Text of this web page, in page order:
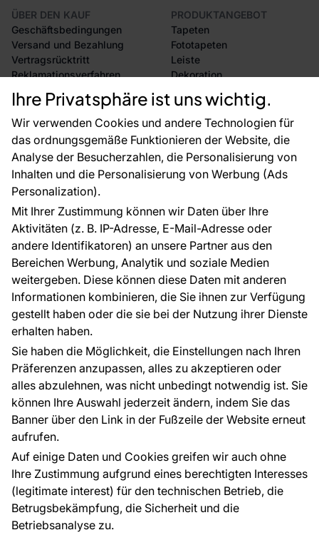
Ihre Privatsphäre ist uns wichtig.
Wir verwenden Cookies und andere Technologien für
das ordnungsgemäße Funktionieren der Website, die
Analyse der Besucherzahlen, die Personalisierung von
Inhalten und die Personalisierung von Werbung (Ads
Personalization).
Mit Ihrer Zustimmung können wir Daten über Ihre
Aktivitäten (z. B. IP-Adresse, E-Mail-Adresse oder
andere Identifikatoren) an unsere Partner aus den
Bereichen Werbung, Analytik und soziale Medien
weitergeben. Diese können diese Daten mit anderen
Informationen kombinieren, die Sie ihnen zur Verfügung
gestellt haben oder die sie bei der Nutzung ihrer Dienste
erhalten haben.
Sie haben die Möglichkeit, die Einstellungen nach Ihren
Präferenzen anzupassen, alles zu akzeptieren oder
alles abzulehnen, was nicht unbedingt notwendig ist. Sie
können Ihre Auswahl jederzeit ändern, indem Sie das
Banner über den Link in der Fußzeile der Website erneut
aufrufen.
Auf einige Daten und Cookies greifen wir auch ohne
Ihre Zustimmung aufgrund eines berechtigten Interesses
(legitimate interest) für den technischen Betrieb, die
Betrugsbekämpfung, die Sicherheit und die
Betriebsanalyse zu.
ÜBER DEN KAUF
Geschäftsbedingungen
Versand und Bezahlung
Vertragsrücktritt
Reklamationsverfahren
Rücksendung von Waren
CE-Zertifizierung
Großhandel
Raumvisualisierung
PRODUKTANGEBOT
Tapeten
Fototapeten
Leiste
Dekoration
Selbstklebende Folien
Zubehör
Tapetenmuster
FÜR SIE
Blog
EU-Projekte
Ratschläge und Tipps
FAQ
ÜBER DAS UNTERNEHMEN
Kontakt
Haben Sie Fragen? Wir helfen Ihnen gerne weiter
und beraten Sie persönlich.
+49 781 95633072
service@tapeteneshop.de
Zahlungsarten:
Die Zahlungen werden geleistet von:
Schutz personenbezogener Daten